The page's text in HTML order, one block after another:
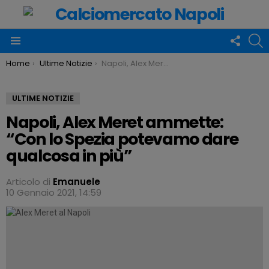
US
You are here:
Home Ultime Notizie Napoli, Alex Meret ammette: “Con lo Spezia potevamo dare qualcosa in più”
ULTIME NOTIZIE
Napoli, Alex Meret ammette:
“Con lo Spezia potevamo dare
qualcosa in più”
Articolo di Emanuele
10 Gennaio 2021, 14:59